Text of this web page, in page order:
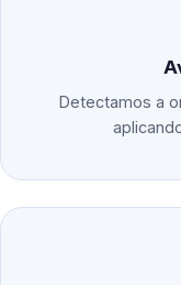
Detectamos a